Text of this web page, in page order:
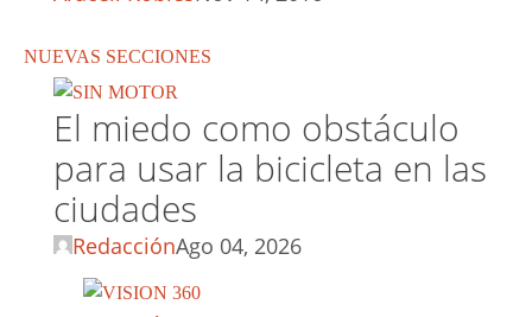
NUEVAS SECCIONES
El miedo como obstáculo
para usar la bicicleta en las
ciudades
RedacciónAgo 04, 2026